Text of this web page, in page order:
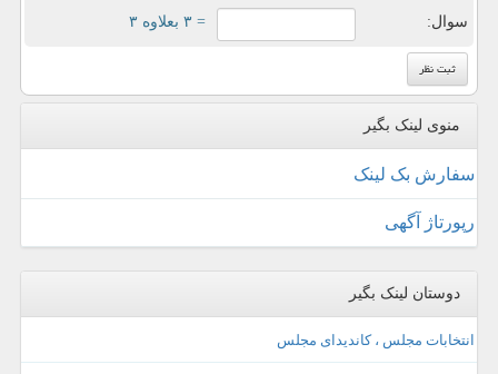
سوال: = ۳ بعلاوه ۳
منوی لینک بگیر
سفارش بک لینک
رپورتاژ آگهی
دوستان لینک بگیر
انتخابات مجلس ، کاندیدای مجلس